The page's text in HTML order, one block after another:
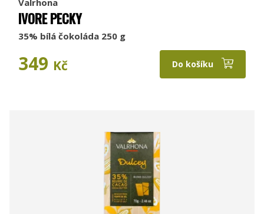
Valrhona
IVORE PECKY
35% bílá čokoláda 250 g
349 Kč Do košíku